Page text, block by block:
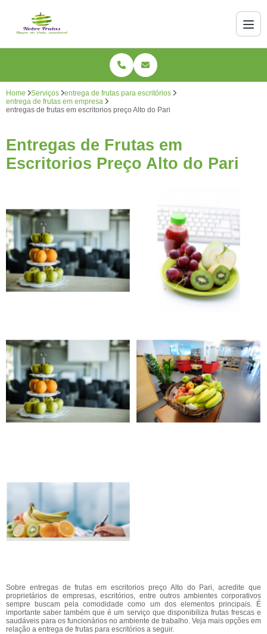
Home Serviços
entrega de frutas para escritórios
entrega de frutas em empresa
entregas de frutas em escritorios preço Alto do Pari
Entregas de Frutas em
Escritorios Preço Alto do Pari
Sobre entregas de frutas em escritorios preço Alto do Pari, acredite que
proprietários de empresas, escritórios, entre outros ambientes corporativos
sempre buscam pela comodidade como um dos elementos principais. É
importante saber também que é um serviço que disponibiliza frutas frescas e
saudáveis para os funcionários no ambiente de trabalho. Veja mais opções em
relação a entrega de frutas para escritórios a seguir.